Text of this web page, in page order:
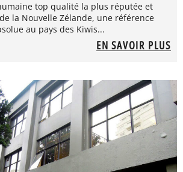
top qualité la plus réputée et
la Nouvelle Zélande, une référence
au pays des Kiwis...
EN SAVOIR PLUS